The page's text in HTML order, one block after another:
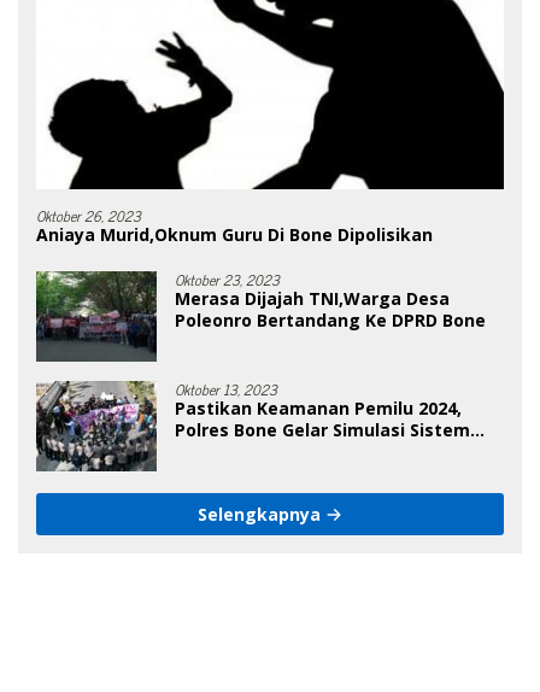
Oktober 26, 2023
Aniaya Murid,Oknum Guru Di Bone Dipolisikan
Oktober 23, 2023
Merasa Dijajah TNI,Warga Desa
Poleonro Bertandang Ke DPRD Bone
Oktober 13, 2023
Pastikan Keamanan Pemilu 2024,
Polres Bone Gelar Simulasi Sistem
Selengkapnya